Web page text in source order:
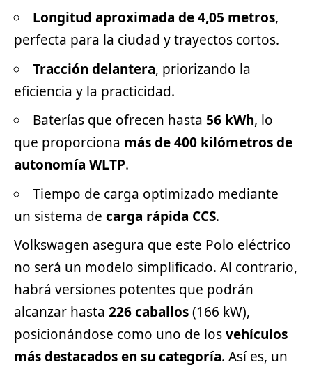
Longitud aproximada de 4,05 metros,
perfecta para la ciudad y trayectos cortos.
Tracción delantera, priorizando la
eficiencia y la practicidad.
Baterías que ofrecen hasta 56 kWh, lo
que proporciona más de 400 kilómetros de
autonomía WLTP.
Tiempo de carga optimizado mediante
un sistema de carga rápida CCS.
Volkswagen asegura que este Polo eléctrico
no será un modelo simplificado. Al contrario,
habrá versiones potentes que podrán
alcanzar hasta 226 caballos(166 kW),
posicionándose como uno de losvehículos
más destacados en su categoría. Así es, un